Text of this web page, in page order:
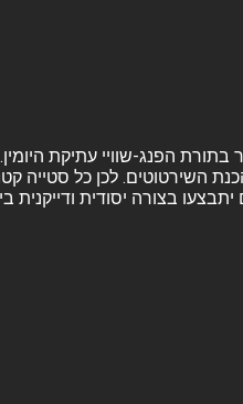
בתורת הפנג-שוויי עתיקת
השירטוטים. לכן כל סטייה
בצורה יסודית ודייקנית